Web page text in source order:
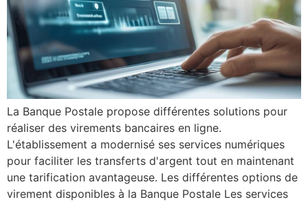
La Banque Postale propose différentes solutions pour
réaliser des virements bancaires en ligne.
L'établissement a modernisé ses services numériques
pour faciliter les transferts d'argent tout en maintenant
une tarification avantageuse. Les différentes options de
virement disponibles à la Banque Postale Les services